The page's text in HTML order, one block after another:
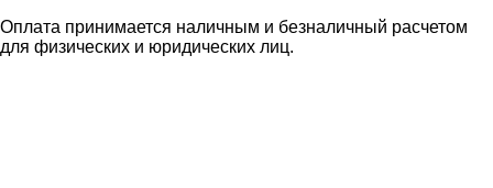
Оплата принимается наличным и безналичный расчетом
для физических и юридических лиц.